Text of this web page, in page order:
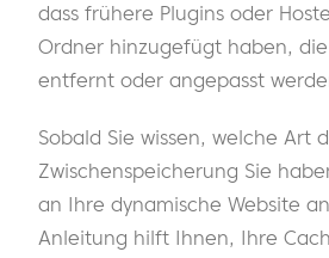
dass frühere Plugins oder
Ordner hinzugefügt haben,
entfernt oder angepasst
Sobald Sie wissen, welche Art
Zwischenspeicherung Sie
an Ihre dynamische Website
Anleitung hilft Ihnen, Ihre